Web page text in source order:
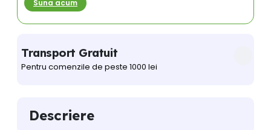
Suna acum
Transport Gratuit
Pentru comenzile de peste 1000 lei
Descriere